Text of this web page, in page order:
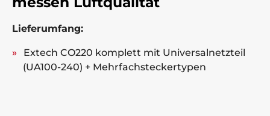
Lieferumfang:
Extech CO220 komplett mit Universalnetzteil
(UA100-240) + Mehrfachsteckertypen